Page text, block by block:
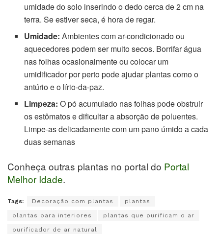
umidade do solo inserindo o dedo cerca de 2 cm na
terra. Se estiver seca, é hora de regar.
Umidade: Ambientes com ar-condicionado ou
aquecedores podem ser muito secos. Borrifar água
nas folhas ocasionalmente ou colocar um
umidificador por perto pode ajudar plantas como o
antúrio e o lírio-da-paz.
Limpeza: O pó acumulado nas folhas pode obstruir
os estômatos e dificultar a absorção de poluentes.
Limpe-as delicadamente com um pano úmido a cada
duas semanas
Conheça outras plantas no portal do Portal
Melhor Idade.
Tags: Decoração com plantas plantas
plantas para interiores plantas que purificam o ar
purificador de ar natural